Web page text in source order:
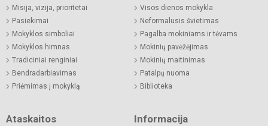
Misija, vizija, prioritetai
Pasiekimai
Mokyklos simboliai
Mokyklos himnas
Tradiciniai renginiai
Bendradarbiavimas
Priėmimas į mokyklą
Visos dienos mokykla
Neformalusis švietimas
Pagalba mokiniams ir tėvams
Mokinių pavėžėjimas
Mokinių maitinimas
Patalpų nuoma
Biblioteka
Ataskaitos Informacija